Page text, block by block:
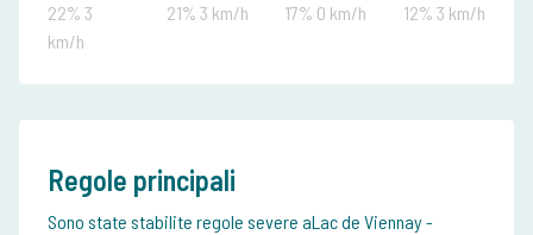
22% 3
km/h
21% 3 km/h
17% 0 km/h
12% 3 km/h
Regole principali
Sono state stabilite regole severe aLac de Viennay -